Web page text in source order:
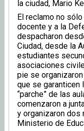
la ciudad, Mario
El reclamo no
docente y a la
despacharon
Ciudad, desde la
estudiantes
asociaciones
pie se
que se garanticen
“parche” de las
comenzaron a
y organizaron dos
Ministerio de